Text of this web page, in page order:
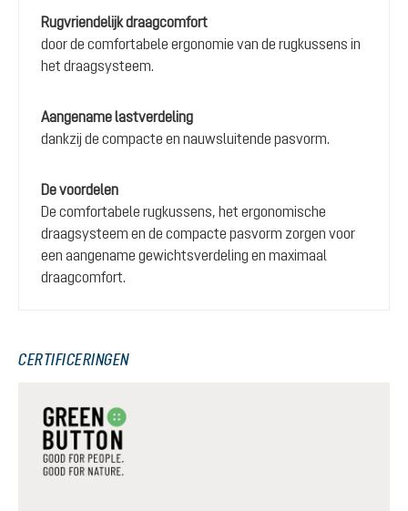
Rugvriendelijk draagcomfort
door de comfortabele ergonomie van de rugkussens in
het draagsysteem.
Aangename lastverdeling
dankzij de compacte en nauwsluitende pasvorm.
De voordelen
De comfortabele rugkussens, het ergonomische
draagsysteem en de compacte pasvorm zorgen voor
een aangename gewichtsverdeling en maximaal
draagcomfort.
CERTIFICERINGEN